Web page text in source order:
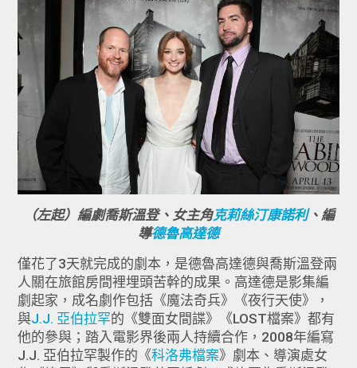
（左起）編劇喬斯溫登、女主角克莉絲汀康諾利、編
導德魯高達德
僅花了3天就完成的劇本，是德魯高達德與喬斯溫登兩
人關在旅館房間裡埋頭苦幹的成果。高達德是影集編
劇起家，成名劇作包括《魔法奇兵》《夜行天使》，
與J.J. 亞伯拉罕的《雙面女間諜》《LOST檔案》都有
他的參與；踏入電影界後兩人持續合作，2008年編寫
J.J. 亞伯拉罕製作的《科洛弗檔案》劇本、導演處女